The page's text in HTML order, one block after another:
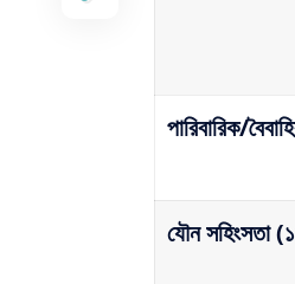
পারিবারিক/
যৌন সহিংসতা